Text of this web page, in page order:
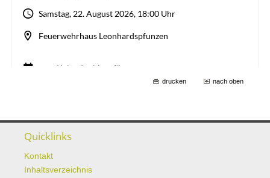
drucken nach oben
Quicklinks
Kontakt
Inhaltsverzeichnis